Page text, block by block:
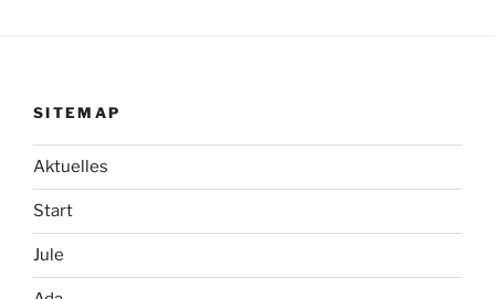
SITEMAP
Aktuelles
Start
Jule